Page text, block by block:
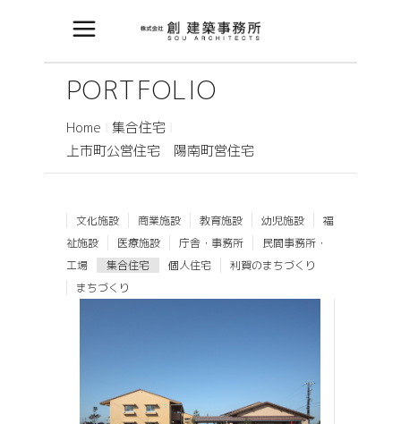
PORTFOLIO
Home
集合住宅
上市町公営住宅 陽南町営住宅
文化施設 商業施設 教育施設 幼児施設
福
祉施設
医療施設 庁舎・事務所
民間事務所・
工場
集合住宅 個人住宅
利賀のまちづくり
まちづくり